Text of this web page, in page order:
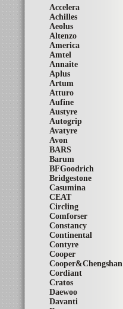
Accelera
Achilles
Aeolus
Altenzo
America
Amtel
Annaite
Aplus
Artum
Atturo
Aufine
Austyre
Autogrip
Avatyre
Avon
BARS
Barum
BFGoodrich
Bridgestone
Casumina
CEAT
Circling
Comforser
Constancy
Continental
Contyre
Cooper
Cooper&Chengshan
Cordiant
Cratos
Daewoo
Davanti